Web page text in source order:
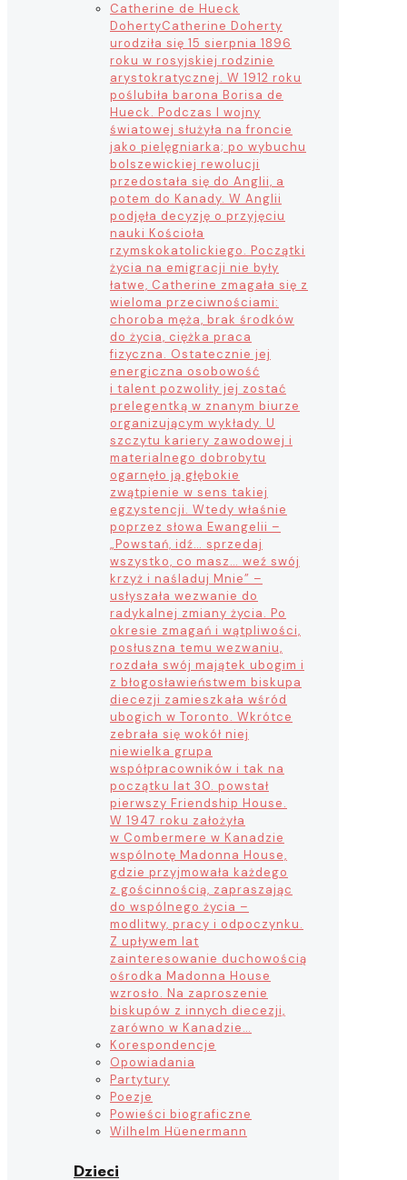
Catherine de Hueck
DohertyCatherine Doherty
urodziła się 15 sierpnia 1896
roku w rosyjskiej rodzinie
arystokratycznej. W 1912 roku
poślubiła barona Borisa de
Hueck. Podczas I wojny
światowej służyła na froncie
jako pielęgniarka; po wybuchu
bolszewickiej rewolucji
przedostała się do Anglii, a
potem do Kanady. W Anglii
podjęła decyzję o przyjęciu
nauki Kościoła
rzymskokatolickiego. Początki
życia na emigracji nie były
łatwe, Catherine zmagała się z
wieloma przeciwnościami:
choroba męża, brak środków
do życia, ciężka praca
fizyczna. Ostatecznie jej
energiczna osobowość
i talent pozwoliły jej zostać
prelegentką w znanym biurze
organizującym wykłady. U
szczytu kariery zawodowej i
materialnego dobrobytu
ogarnęło ją głębokie
zwątpienie w sens takiej
egzystencji. Wtedy właśnie
poprzez słowa Ewangelii –
„Powstań, idź… sprzedaj
wszystko, co masz… weź swój
krzyż i naśladuj Mnie” –
usłyszała wezwanie do
radykalnej zmiany życia. Po
okresie zmagań i wątpliwości,
posłuszna temu wezwaniu,
rozdała swój majątek ubogim i
z błogosławieństwem biskupa
diecezji zamieszkała wśród
ubogich w Toronto. Wkrótce
zebrała się wokół niej
niewielka grupa
współpracowników i tak na
początku lat 30. powstał
pierwszy Friendship House.
W 1947 roku założyła
w Combermere w Kanadzie
wspólnotę Madonna House,
gdzie przyjmowała każdego
z gościnnością, zapraszając
do wspólnego życia –
modlitwy, pracy i odpoczynku.
Z upływem lat
zainteresowanie duchowością
ośrodka Madonna House
wzrosło. Na zaproszenie
biskupów z innych diecezji,
zarówno w Kanadzie…
Korespondencje
Opowiadania
Partytury
Poezje
Powieści biograficzne
Wilhelm Hüenermann
Dzieci